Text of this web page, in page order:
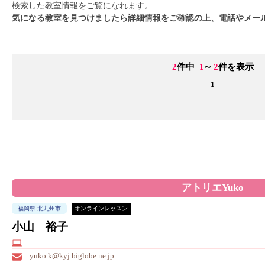
検索した教室情報をご覧になれます。
気になる教室を見つけましたら詳細情報をご確認の上、電話やメー
2件中 1 ∼ 2件を表示
1
アトリエYuko
福岡県 北九州市 オンラインレッスン
小山 裕子
yuko.k@kyj.biglobe.ne.jp